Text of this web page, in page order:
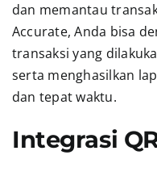
dan memantau
Accurate, Anda bisa
transaksi yang
serta menghasilkan
dan tepat waktu.
Integrasi